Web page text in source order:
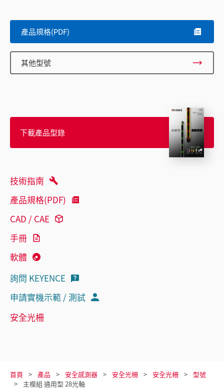
產品規格(PDF)
其他型號
下載產品型錄
技術指南
產品規格(PDF)
CAD / CAE
手冊
軟體
詢問 KEYENCE
申請實機示範 / 測試
安全光柵
首頁 產品 安全感測器 安全光柵 安全光柵
型號
主模組 通用型 28光軸